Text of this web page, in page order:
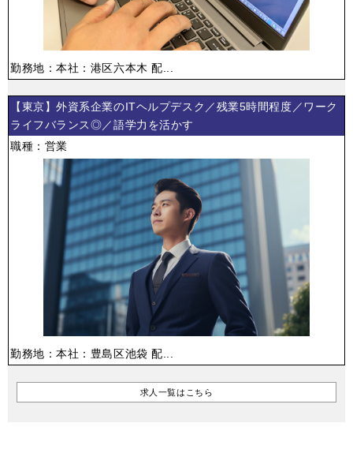
勤務地：本社：港区六本木 配...
【東京】外資系企業のITヘルプデスク／残業5時間程度／ワーク
ライフバランス◎／語学力を活かす
職種：営業
勤務地：本社：豊島区池袋 配...
求人一覧はこちら